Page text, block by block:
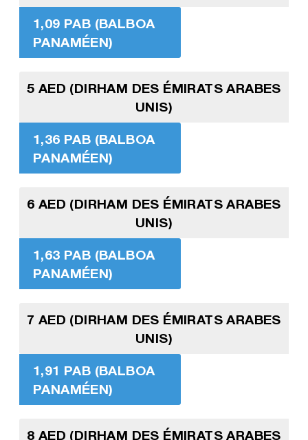
1,09 PAB (BALBOA
PANAMÉEN)
5 AED (DIRHAM DES ÉMIRATS ARABES
UNIS)
1,36 PAB (BALBOA
PANAMÉEN)
6 AED (DIRHAM DES ÉMIRATS ARABES
UNIS)
1,63 PAB (BALBOA
PANAMÉEN)
7 AED (DIRHAM DES ÉMIRATS ARABES
UNIS)
1,91 PAB (BALBOA
PANAMÉEN)
8 AED (DIRHAM DES ÉMIRATS ARABES